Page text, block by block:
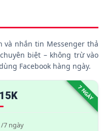
và nhắn tin Messenger thả
biệt – không trừ vào
Facebook hàng ngày.
7 NGÀY
/7 ngày